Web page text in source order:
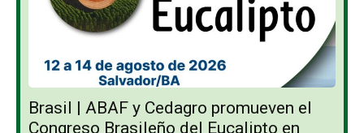
Brasil | ABAF y Cedagro promueven el
Congreso Brasileño del Eucalipto en